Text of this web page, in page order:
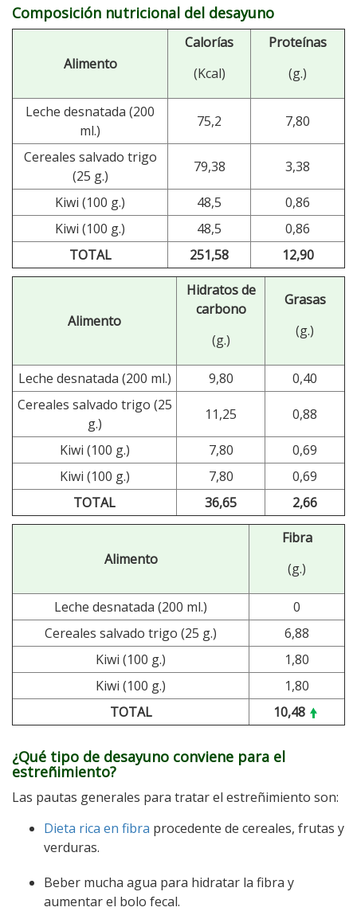
Composición nutricional del desayuno
Alimento
Calorías
(Kcal)
Proteínas
(g.)
Leche desnatada (200
ml.)
75,2 7,80
Cereales salvado trigo
(25 g.)
79,38 3,38
Kiwi (100 g.) 48,5
0,86
Kiwi (100 g.)
48,5
0,86
TOTAL
251,58 12,90
Alimento
Hidratos de
carbono
(g.)
Grasas
(g.)
Leche desnatada (200 ml.) 9,80
0,40
Cereales salvado trigo (25
g.)
11,25 0,88
Kiwi (100 g.) 7,80
0,69
Kiwi (100 g.)
7,80
0,69
TOTAL
36,65 2,66
Alimento
Fibra
(g.)
Leche desnatada (200 ml.)
0
Cereales salvado trigo (25 g.)
6,88
Kiwi (100 g.)
1,80
Kiwi (100 g.)
1,80
TOTAL
10,48
¿Qué tipo de desayuno conviene para el
estreñimiento?
Las pautas generales para tratar el estreñimiento son:
Dieta rica en fibra procedente de cereales, frutas y
verduras.
Beber mucha agua para hidratar la fibra y
aumentar el bolo fecal.